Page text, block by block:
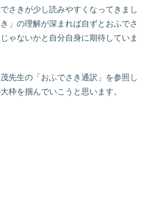
さきが少し読みやすくなってきまし
」の理解が深まれば自ずとおふでさ
ゃないかと自分自身に期待していま
先生の「おふでさき通訳」を参照し
枠を掴んでいこうと思います。